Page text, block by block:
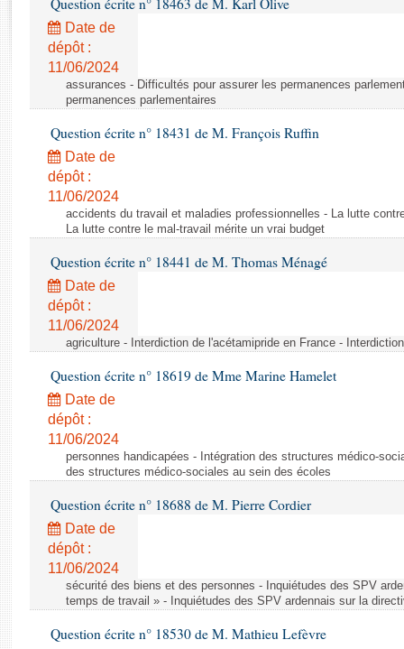
Rapports d'enquête
Rapports législatifs
Rapports sur l'application des lois
Baromètre de l’application des lois
Budget et sécurité sociale
Questions écrites et orales
Comptes rendus des débats
Question écrite n° 18463 de M. Karl Olive
Date de
dépôt :
11/06/2024
assurances - Difficultés pour assurer les permanences
permanences parlementaires
Question écrite n° 18431 de M. François Ruffin
Date de
dépôt :
11/06/2024
accidents du travail et maladies professionnelles - La lutte
La lutte contre le mal-travail mérite un vrai budget
Question écrite n° 18441 de M. Thomas Ménagé
Date de
dépôt :
11/06/2024
agriculture - Interdiction de l'acétamipride en France -
Question écrite n° 18619 de Mme Marine Hamelet
Date de
dépôt :
11/06/2024
personnes handicapées - Intégration des structures médico-
des structures médico-sociales au sein des écoles
Question écrite n° 18688 de M. Pierre Cordier
Date de
dépôt :
11/06/2024
sécurité des biens et des personnes - Inquiétudes des SPV
temps de travail » - Inquiétudes des SPV ardennais sur la
Question écrite n° 18530 de M. Mathieu Lefèvre